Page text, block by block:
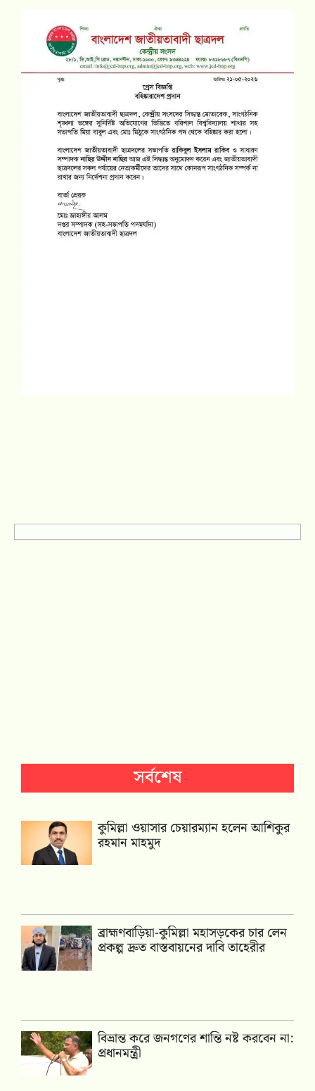
সর্বশেষ
কুমিল্লা ওয়াসার চেয়ারম্যান হলেন আশিকুর
রহমান মাহমুদ
ব্রাহ্মণবাড়িয়া-কুমিল্লা মহাসড়কের চার লেন
প্রকল্প দ্রুত বাস্তবায়নের দাবি তাহেরীর
বিভ্রান্ত করে জনগণের শান্তি নষ্ট করবেন না:
প্রধানমন্ত্রী